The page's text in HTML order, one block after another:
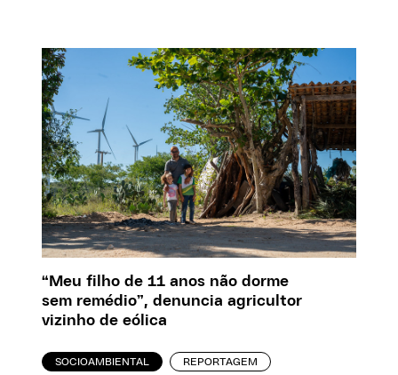
“Meu filho de 11 anos não dorme
sem remédio”, denuncia agricultor
vizinho de eólica
SOCIOAMBIENTAL REPORTAGEM